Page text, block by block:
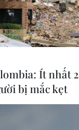
Ít nhất
bị mắc kẹt